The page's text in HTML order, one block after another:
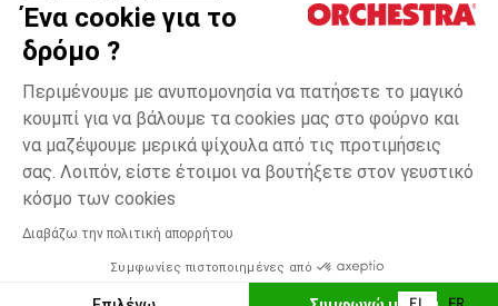
Ένα cookie για το
δρόμο ?
Περιμένουμε με ανυπομονησία να πατήσετε το μαγικό
κουμπί για να βάλουμε τα cookies μας στο φούρνο και
να μαζέψουμε μερικά ψίχουλα από τις προτιμήσεις
σας. Λοιπόν, είστε έτοιμοι να βουτήξετε στον γευστικό
κόσμο των cookies
Διαβάζω την πολιτική απορρήτου
Συμφωνίες πιστοποιημένες από
Εκρού
1
Δυνατότητα πληρωμής με
ΠΡΟΣΘΉΚΗ ΣΤΟ ΚΑΛΆΘΙ
Γενικοί 'Οροι Πώλησης
*Εμπορικες προσφορες
Προσωπικά δεδομένα
Διαχείρηση των cookies
Προσβασιμότητα: μη συμμορφούμενη
H Orchestra συμμετέχει στον κωδικά δεοντολογίας και στο σύστημα
μεσολάβησης της Γαλλικής Ομοσπονδίας Ηλεκτρονικού Εμπορίου.